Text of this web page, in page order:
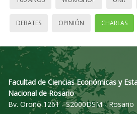
DEBATES OPINIÓN CHARLAS
Facultad de Ciencias Económicas y
Nacional de Rosario
Bv. Oroño 1261 - S2000DSM - Rosario